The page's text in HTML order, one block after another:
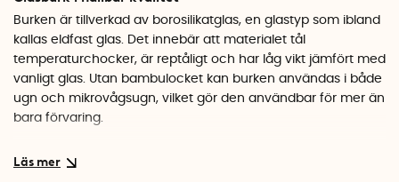
Burken är tillverkad av borosilikatglas, en glastyp som ibland
kallas eldfast glas. Det innebär att materialet tål
temperaturchocker, är reptåligt och har låg vikt jämfört med
vanligt glas. Utan bambulocket kan burken användas i både
ugn och mikrovågsugn, vilket gör den användbar för mer än
bara förvaring.
Stilren förvaring i köket